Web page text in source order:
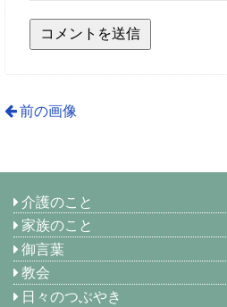
前の画像
介護のこと
家族のこと
御言葉
教会
日々のつぶやき